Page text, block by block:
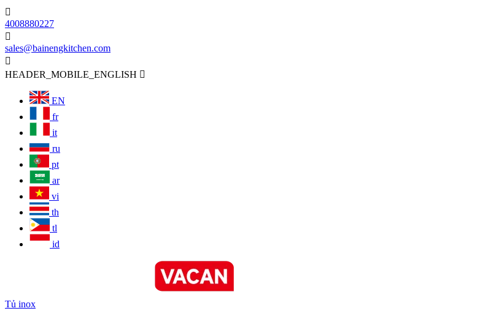

4008880227

sales@bainengkitchen.com

HEADER_MOBILE_ENGLISH 
EN
fr
it
ru
pt
ar
vi
th
tl
id
Tủ inox